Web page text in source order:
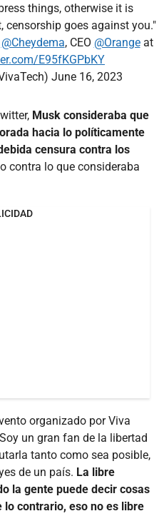
things, otherwise it is
censorship goes against you."
@Cheydema, CEO @Orangeat
E95fKGPbKY
June 16, 2023
Musk consideraba que
hacia lo políticamente
censura contra los
contra lo que consideraba
organizado por Viva
un gran fan de la libertad
tanto como sea posible,
de un país. La libre
la gente puede decir cosas
lo contrario, eso no es libre